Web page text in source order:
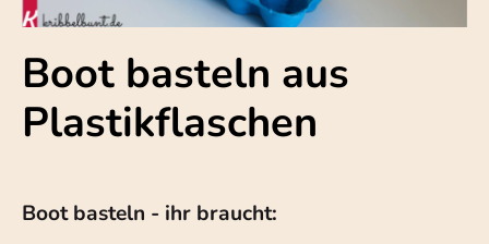
Boot basteln aus
Plastikflaschen
Boot basteln - ihr braucht: